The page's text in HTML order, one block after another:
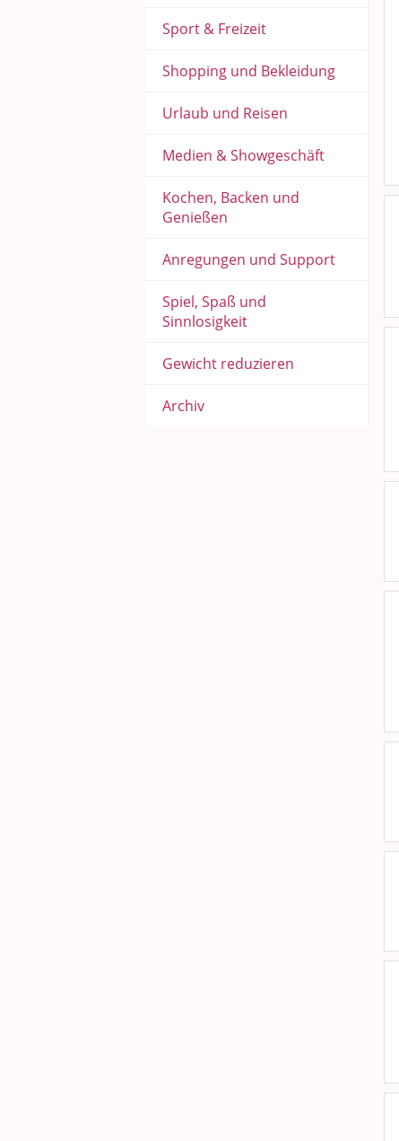
Sport & Freizeit
Shopping und Bekleidung
Urlaub und Reisen
Medien & Showgeschäft
Kochen, Backen und
Genießen
Anregungen und Support
Spiel, Spaß und
Sinnlosigkeit
Gewicht reduzieren
Archiv